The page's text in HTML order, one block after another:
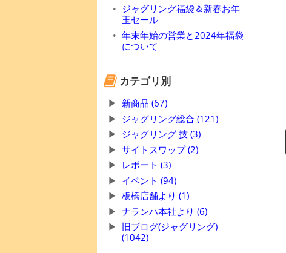
ジャグリング福袋＆新春お年
玉セール
年末年始の営業と2024年福袋
について
カテゴリ別
新商品 (67)
ジャグリング総合 (121)
ジャグリング 技 (3)
サイトスワップ (2)
レポート (3)
イベント (94)
板橋店舗より (1)
ナランハ本社より (6)
旧ブログ(ジャグリング)
(1042)